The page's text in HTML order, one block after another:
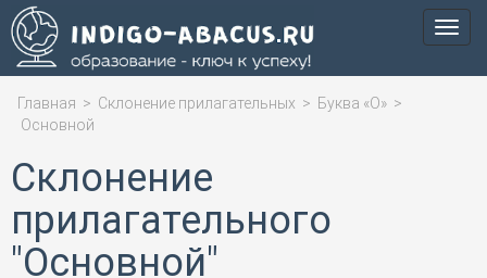
Меню
Главная > Склонение прилагательных > Буква «О» >
Основной
Склонение
прилагательного
"Основной"